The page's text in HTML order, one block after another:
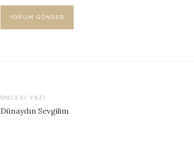
ÖNCEKI YAZI
Dünaydın Sevgilim